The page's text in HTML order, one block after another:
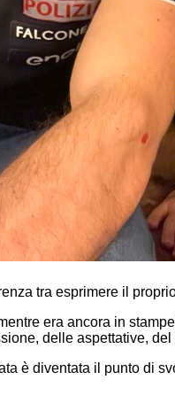
tra esprimere il
era ancora in
delle aspettative,
è diventata il punto di